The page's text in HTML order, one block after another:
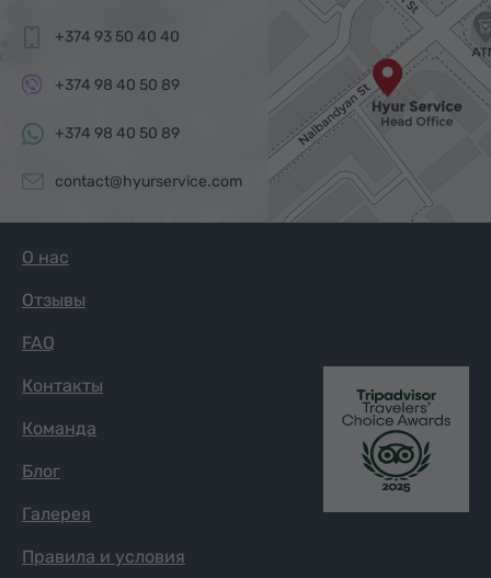
+374 93 50 40 40
+374 98 40 50 89
+374 98 40 50 89
contact@hyurservice.com
О нас
Отзывы
FAQ
Контакты
Команда
Блог
Галерея
Правила и условия